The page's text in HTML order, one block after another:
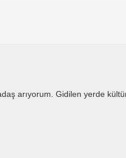
arıyorum. Gidilen yerde